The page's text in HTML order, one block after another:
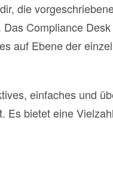
die
Compliance
auf Ebene der
einfaches und
Es bietet eine